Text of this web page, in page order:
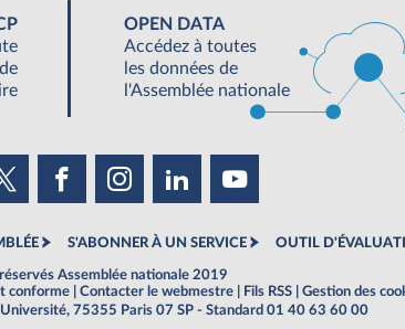
OPEN DATA
Accédez à toutes
les données de
l'Assemblée nationale
S'ABONNER À UN SERVICE OUTIL
Assemblée nationale 2019
conforme Contacter le webmestre Fils RSS
Gestion des
75355 Paris 07 SP - Standard 01 40 63 60 00